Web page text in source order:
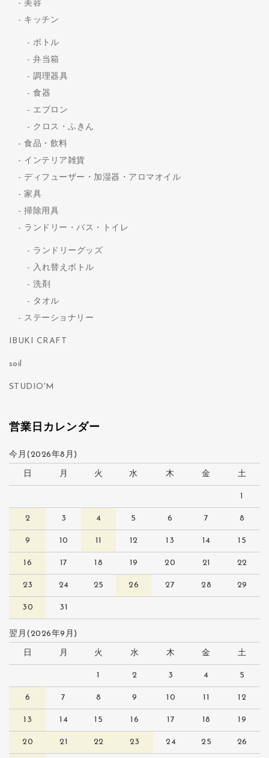
美容
キッチン
ボトル
弁当箱
調理器具
食器
エプロン
クロス・ふきん
食品・飲料
インテリア雑貨
ディフューザー・加湿器・アロマオイル
家具
掃除用具
ランドリー・バス・トイレ
ランドリーグッズ
入れ替えボトル
洗剤
タオル
ステーショナリー
IBUKI CRAFT
soil
STUDIO'M
営業日カレンダー
今月(2026年8月)
日 月 火 水 木 金 土
1
2 3 4 5 6 7 8
9 10 11 12 13 14 15
16 17 18 19 20 21 22
23 24 25 26 27 28 29
30 31
翌月(2026年9月)
日 月 火 水 木 金 土
1 2 3 4 5
6 7 8 9 10 11 12
13 14 15 16 17 18 19
20 21 22 23 24 25 26